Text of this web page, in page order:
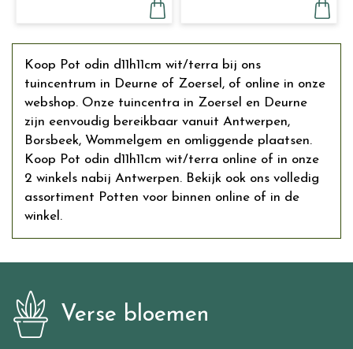
Koop Pot odin d11h11cm wit/terra bij ons
tuincentrum in Deurne of Zoersel, of online in onze
webshop. Onze tuincentra in Zoersel en Deurne
zijn eenvoudig bereikbaar vanuit Antwerpen,
Borsbeek, Wommelgem en omliggende plaatsen.
Koop Pot odin d11h11cm wit/terra online of in onze
2 winkels nabij Antwerpen. Bekijk ook ons volledig
assortiment Potten voor binnen online of in de
winkel.
Verse bloemen